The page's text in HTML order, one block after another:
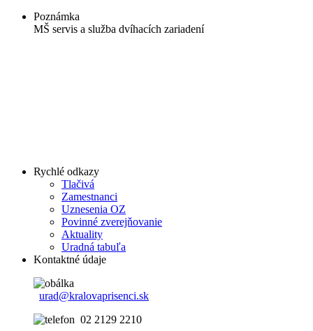
Poznámka
MŠ servis a služba dvíhacích zariadení
Rychlé odkazy
Tlačivá
Zamestnanci
Uznesenia OZ
Povinné zverejňovanie
Aktuality
Uradná tabuľa
Kontaktné údaje
urad@kralovaprisenci.sk
02 2129 2210